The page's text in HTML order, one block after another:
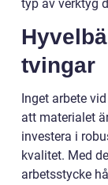
typ av verktyg
tvingar
Inget arbete
att materialet
investera i
kvalitet. Med
arbetsstycke